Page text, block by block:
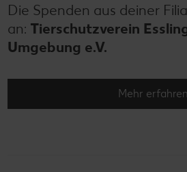
Die Spenden aus deiner
an: Tierschutzverein
Umgebung e.V.
Mehr erfahren